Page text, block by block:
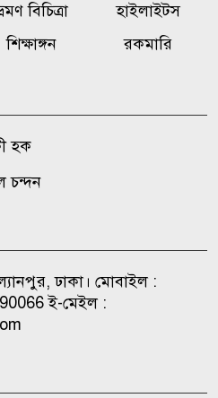
নির্বাচনে বিএনপির দুই
প্রধানমন্ত্রী
বিচিত্রা
হাইলাইটস
শিক্ষাঙ্গন রকমারি
হক
চন্দন
ঢাকা। মোবাইল :
ই-মেইল :